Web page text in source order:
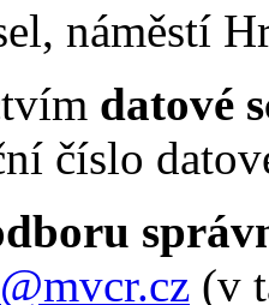
náměstí
datové
číslo
(v